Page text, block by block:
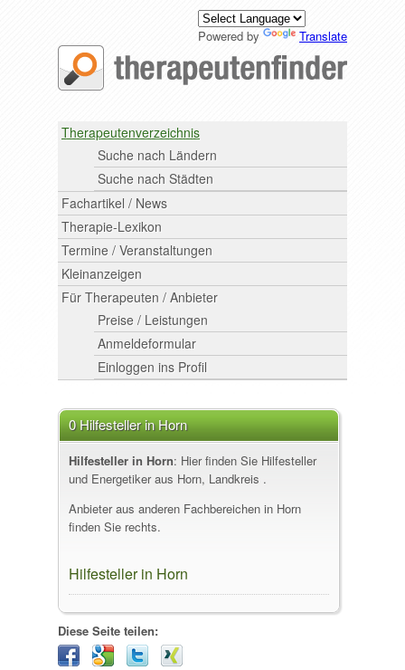
Powered by Translate
Therapeutenverzeichnis
Suche nach Ländern
Suche nach Städten
Fachartikel / News
Therapie-Lexikon
Termine / Veranstaltungen
Kleinanzeigen
Für Therapeuten / Anbieter
Preise / Leistungen
Anmeldeformular
Einloggen ins Profil
0 Hilfesteller in Horn
Hilfesteller in Horn: Hier finden Sie Hilfesteller
und Energetiker aus Horn, Landkreis .
Anbieter aus anderen Fachbereichen in Horn
finden Sie rechts.
Hilfesteller in Horn
Diese Seite teilen: